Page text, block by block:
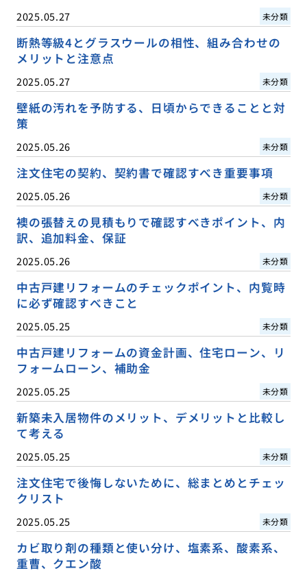
2025.05.27 未分類
断熱等級4とグラスウールの相性、組み合わせの
メリットと注意点
2025.05.27 未分類
壁紙の汚れを予防する、日頃からできることと対
策
2025.05.26 未分類
注文住宅の契約、契約書で確認すべき重要事項
2025.05.26 未分類
襖の張替えの見積もりで確認すべきポイント、内
訳、追加料金、保証
2025.05.26 未分類
中古戸建リフォームのチェックポイント、内覧時
に必ず確認すべきこと
2025.05.25 未分類
中古戸建リフォームの資金計画、住宅ローン、リ
フォームローン、補助金
2025.05.25 未分類
新築未入居物件のメリット、デメリットと比較し
て考える
2025.05.25 未分類
注文住宅で後悔しないために、総まとめとチェッ
クリスト
2025.05.25 未分類
カビ取り剤の種類と使い分け、塩素系、酸素系、
重曹、クエン酸